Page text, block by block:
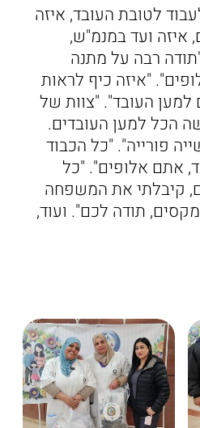
לטובת העובד, איזה
איזה ועד במנמ"ש,
רבה על מתנה
"איזה כיף לראות
העובד". "צוות של
הכל למען העובדים.
פורייה". "כל הכבוד
אתם אלופים". "כל
קיבלתי את המשפחה
תודה לכם". ועוד,